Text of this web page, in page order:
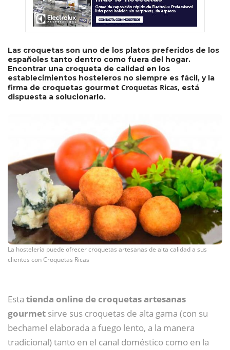
Las croquetas son uno de los platos preferidos de los
españoles tanto dentro como fuera del hogar.
Encontrar una croqueta de calidad en los
establecimientos hosteleros no siempre es fácil, y la
firma de croquetas gourmet Croquetas Ricas, está
dispuesta a solucionarlo.
La hostelería puede ofrecer croquetas artesanas de alta calidad a sus
clientes con Croquetas Ricas
Esta tienda online de croquetas artesanas
gourmet sirve sus croquetas de alta gama (con su
bechamel elaborada a fuego lento, a la manera
tradicional) tanto en el canal doméstico como en la